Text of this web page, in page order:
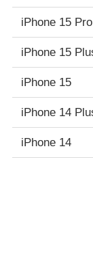
iPhone 15 Pro
iPhone 15
iPhone 15
iPhone 14
iPhone 14